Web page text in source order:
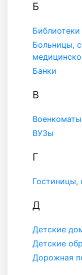
Б
Библиотеки
Больницы,
Банки
В
Военкоматы
ВУЗы
Г
Гостиницы,
Д
Детские
Детские
Дорожная